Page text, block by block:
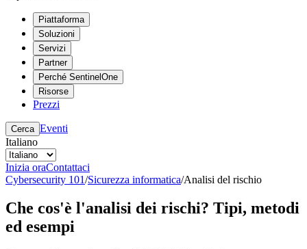
Piattaforma
Soluzioni
Servizi
Partner
Perché SentinelOne
Risorse
Prezzi
Cerca Eventi
Italiano
Inizia oraContattaci
Cybersecurity 101/Sicurezza informatica/Analisi del rischio
Che cos'è l'analisi dei rischi? Tipi, metodi
ed esempi